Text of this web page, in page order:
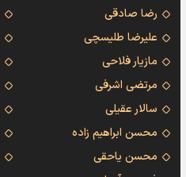
رضا صادقی
علیرضا طلیسچی
مازیار فلاحی
مرتضی اشرفی
سالار عقیلی
محسن ابراهیم زاده
محسن یاحقی